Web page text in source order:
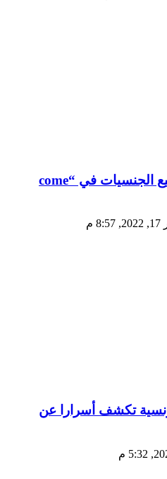
الشاب خالد يوحّد جميع الجنسيات في “come
تكشف أسرارا عن